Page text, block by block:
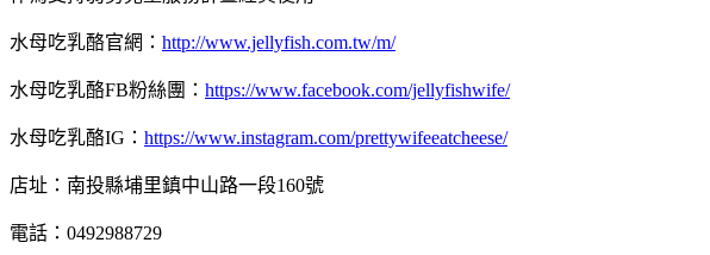
水母吃乳酪官網： http://www.jellyfish.com.tw/m/
水母吃乳酪FB粉絲團： https://www.facebook.com/jellyfishwife/
水母吃乳酪IG： https://www.instagram.com/prettywifeeatcheese/
店址：南投縣埔里鎮中山路一段160號
電話：0492988729